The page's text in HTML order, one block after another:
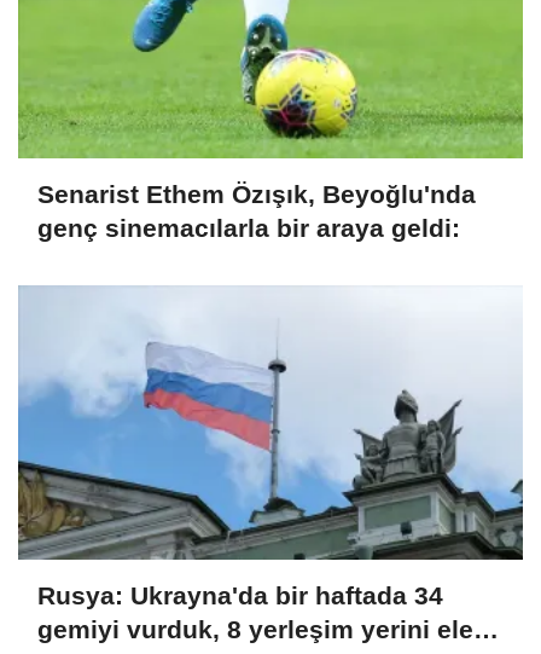
Senarist Ethem Özışık, Beyoğlu'nda
genç sinemacılarla bir araya geldi:
Rusya: Ukrayna'da bir haftada 34
gemiyi vurduk, 8 yerleşim yerini ele